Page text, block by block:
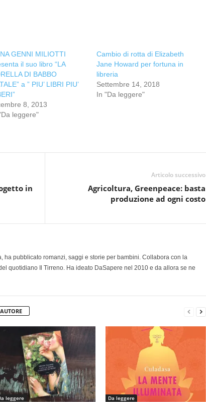
GENNI MILIOTTI
il suo libro “LA
DI BABBO
a ” PIU’ LIBRI PIU’
8, 2013
leggere"
Cambio di rotta di Elizabeth
Jane Howard per fortuna in
libreria
Settembre 14, 2018
In "Da leggere"
in
Articolo successivo
Agricoltura, Greenpeace: basta
produzione ad ogni costo
ha pubblicato romanzi, saggi e storie per bambini. Collabora con la
quotidiano Il Tirreno. Ha ideato DaSapere nel 2010 e da allora se ne
leggere Da leggere